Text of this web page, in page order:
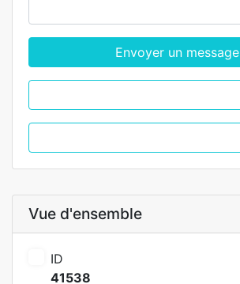
Envoyer un message
Vue d'ensemble
ID
41538